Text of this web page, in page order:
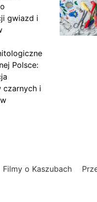
gwiazd i
Polsce:
czarnych i
Filmy o Kaszubach